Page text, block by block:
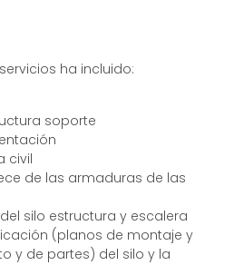
ha incluido:
soporte
civil
de las armaduras de las
silo estructura y escalera
(planos de montaje y
y de partes) del silo y la